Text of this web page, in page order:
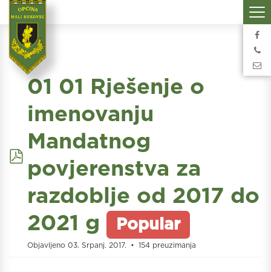
pdf
01 01 Rješenje o
imenovanju
Mandatnog
povjerenstva za
razdoblje od 2017 do
2021 g
Popular
Objavljeno 03. Srpanj. 2017. 154 preuzimanja